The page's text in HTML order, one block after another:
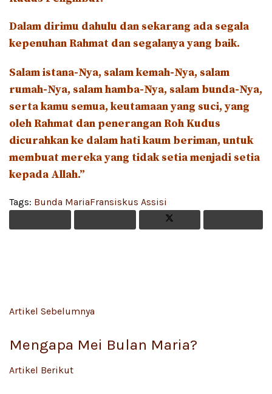
Dalam dirimu dahulu dan sekarang ada segala
kepenuhan Rahmat dan segalanya yang baik.
Salam istana-Nya, salam kemah-Nya, salam
rumah-Nya, salam hamba-Nya, salam bunda-Nya,
serta kamu semua, keutamaan yang suci, yang
oleh Rahmat dan penerangan Roh Kudus
dicurahkan ke dalam hati kaum beriman, untuk
membuat mereka yang tidak setia menjadi setia
kepada Allah.”
Tags: Bunda MariaFransiskus Assisi
Artikel Sebelumnya
Mengapa Mei Bulan Maria?
Artikel Berikut